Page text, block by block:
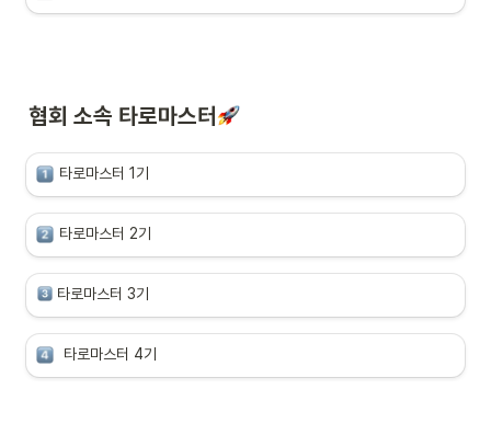
5
예약하기
    달샘타로 이야기
협회 소속 타로마스터
타로마스터 1기
타로마스터 2기
타로마스터 3기
타로마스터 4기